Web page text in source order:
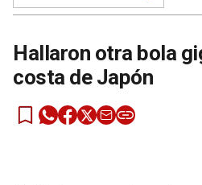
Hallaron otra bola
costa de Japón